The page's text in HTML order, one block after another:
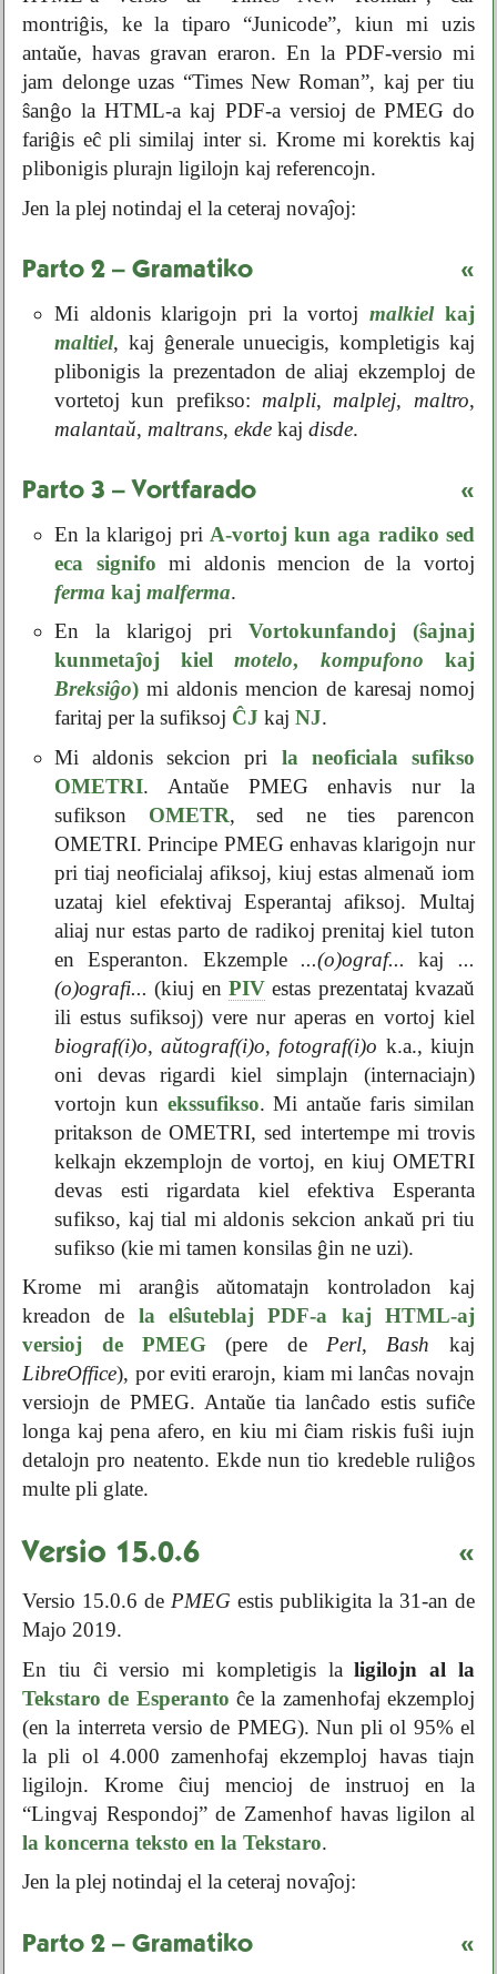
montriĝis, ke la tiparo “Junicode”, kiun mi uzis
antaŭe, havas gravan eraron. En la PDF-versio mi
jam delonge uzas “Times New Roman”, kaj per tiu
ŝanĝo la HTML-a kaj PDF-a versioj de PMEG do
fariĝis eĉ pli similaj inter si. Krome mi korektis kaj
plibonigis plurajn ligilojn kaj referencojn.
Jen la plej notindaj el la ceteraj novaĵoj:
Parto 2 – Gramatiko «
Mi aldonis klarigojn pri la vortojmalkielkaj
maltiel, kaj ĝenerale unuecigis, kompletigis kaj
plibonigis la prezentadon de aliaj ekzemploj de
vortetoj kun prefikso: malpli, malplej, maltro,
malantaŭ, maltrans, ekdekaj disde.
Parto 3 – Vortfarado «
En la klarigoj pri A-vortoj kun aga radiko sed
eca signifo mi aldonis mencion de la vortoj
ferma kaj malferma.
En la klarigoj pri Vortokunfandoj (ŝajnaj
kunmetaĵoj kielmotelo, kompufono kaj
Breksiĝo)mi aldonis mencion de karesaj nomoj
faritaj per la sufiksoj ĈJ kaj NJ.
Mi aldonis sekcion pri la neoficiala sufikso
OMETRI. Antaŭe PMEG enhavis nur la
sufikson OMETR, sed ne ties parencon
OMETRI. Principe PMEG enhavas klarigojn nur
pri tiaj neoficialaj afiksoj, kiuj estas almenaŭ iom
uzataj kiel efektivaj Esperantaj afiksoj. Multaj
aliaj nur estas parto de radikoj prenitaj kiel tuton
en Esperanton. Ekzemple ...(o)ograf... kaj ...
(o)ografi... (kiuj en PIVestas prezentataj kvazaŭ
ili estus sufiksoj) vere nur aperas en vortoj kiel
biograf(i)o,aŭtograf(i)o, fotograf(i)o k.a., kiujn
oni devas rigardi kiel simplajn (internaciajn)
vortojn kun ekssufikso. Mi antaŭe faris similan
pritakson de OMETRI, sed intertempe mi trovis
kelkajn ekzemplojn de vortoj, en kiuj OMETRI
devas esti rigardata kiel efektiva Esperanta
sufikso, kaj tial mi aldonis sekcion ankaŭ pri tiu
sufikso (kie mi tamen konsilas ĝin ne uzi).
Krome mi aranĝis aŭtomatajn kontroladon kaj
kreadon de la elŝuteblaj PDF-a kaj HTML-aj
versioj de PMEG(pere dePerl,Bash kaj
LibreOffice), por eviti erarojn, kiam mi lanĉas novajn
versiojn de PMEG. Antaŭe tia lanĉado estis sufiĉe
longa kaj pena afero, en kiu mi ĉiam riskis fuŝi iujn
detalojn pro neatento. Ekde nun tio kredeble ruliĝos
multe pli glate.
Versio 15.0.6 «
Versio 15.0.6 de PMEG estis publikigita la 31-an de
Majo 2019.
En tiu ĉi versio mi kompletigis laligilojn al la
Tekstaro de Esperanto ĉe la zamenhofaj ekzemploj
(en la interreta versio de PMEG). Nun pli ol 95% el
la pli ol 4.000 zamenhofaj ekzemploj havas tiajn
ligilojn. Krome ĉiuj mencioj de instruoj en la
“Lingvaj Respondoj” de Zamenhof havas ligilon al
la koncerna teksto en la Tekstaro.
Jen la plej notindaj el la ceteraj novaĵoj:
Parto 2 – Gramatiko «